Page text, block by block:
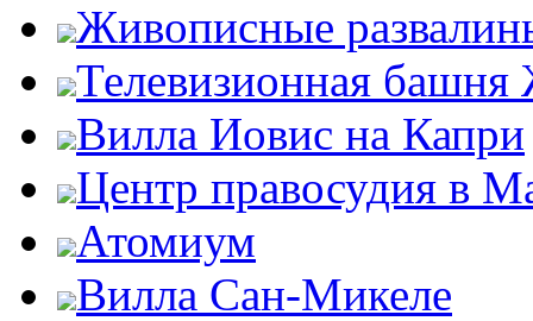
Живописные
Телевизионная
Вилла Иовис на Капри
Центр правосудия в
Атомиум
Вилла Сан-Микеле